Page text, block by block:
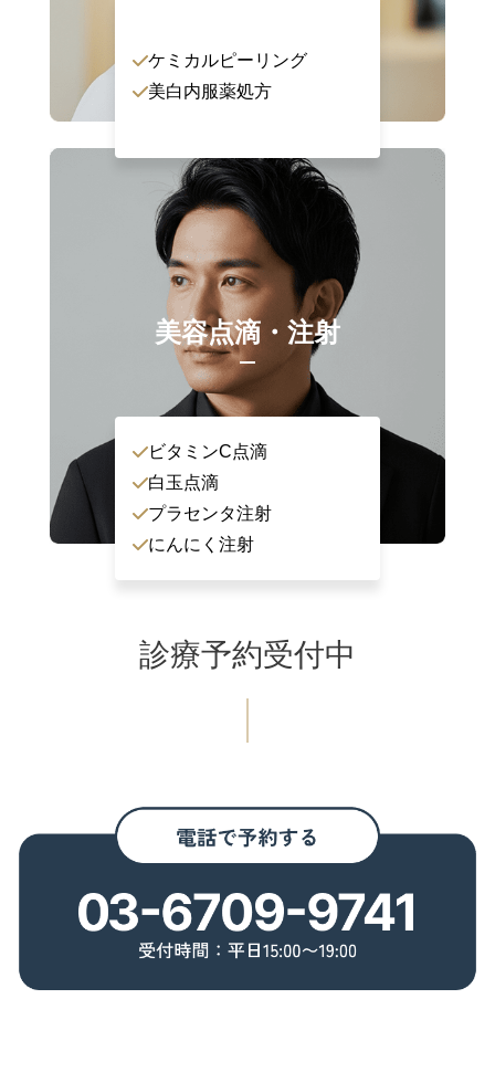
ケミカルピーリング
美白内服薬処方
美容点滴・注射
ビタミンC点滴
白玉点滴
プラセンタ注射
にんにく注射
診療予約受付中